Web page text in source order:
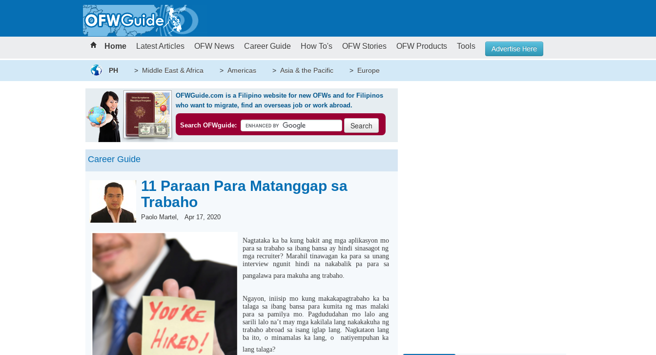
Home Latest Articles OFW News Career Guide How To's OFW Stories OFW Products Tools
PH > Middle East & Africa > Americas > Asia & the Pacific > Europe
OFWGuide.com is a Filipino website for new OFWs and for Filipinos
who want to migrate, find an overseas job or work abroad.
Search OFWguide:
Career Guide
11 Paraan Para Matanggap sa
Trabaho
Paolo Martel, Apr 17, 2020
Nagtataka ka ba kung bakit ang mga aplikasyon mo
para sa trabaho sa ibang bansa ay hindi sinasagot ng
mga recruiter? Marahil tinawagan ka para sa unang
interview ngunit hindi na nakabalik pa para sa
pangalawa para makuha ang trabaho.
Ngayon, iniisip mo kung makakapagtrabaho ka ba
talaga sa ibang bansa para kumita ng mas malaki
para sa pamilya mo. Pagdududahan mo lalo ang
sarili lalo na’t may mga kakilala lang nakakakuha ng
trabaho abroad sa isang iglap lang. Nagkataon lang
ba ito, o minamalas ka lang, o natiyempuhan ka
lang talaga?